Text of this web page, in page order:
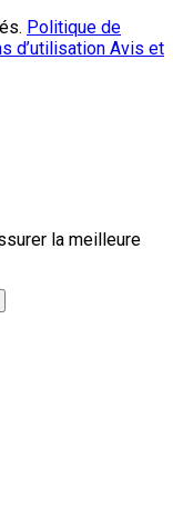
Politique de
d’utilisation Avis et
la meilleure